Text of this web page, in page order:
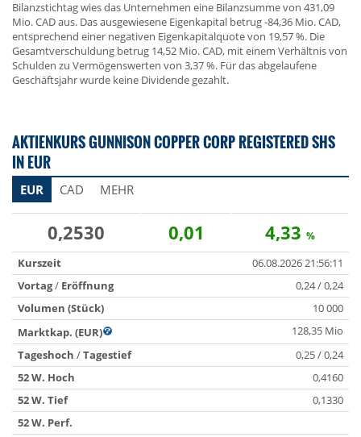
Bilanzstichtag wies das Unternehmen eine Bilanzsumme von 431,09
Mio. CAD aus. Das ausgewiesene Eigenkapital betrug -84,36 Mio. CAD,
entsprechend einer negativen Eigenkapitalquote von 19,57 %. Die
Gesamtverschuldung betrug 14,52 Mio. CAD, mit einem Verhältnis von
Schulden zu Vermögenswerten von 3,37 %. Für das abgelaufene
Geschäftsjahr wurde keine Dividende gezahlt.
AKTIENKURS GUNNISON COPPER CORP REGISTERED SHS
IN EUR
EUR CAD MEHR
0,2530 0,01 4,33 %
Kurszeit
06.08.2026 21:56:11
Vortag/ Eröffnung
0,24 / 0,24
Volumen (Stück)
10 000
Marktkap. (EUR)
128,35 Mio
Tageshoch /Tagestief
0,25 / 0,24
52 W. Hoch
0,4160
52 W. Tief
0,1330
52 W. Perf.